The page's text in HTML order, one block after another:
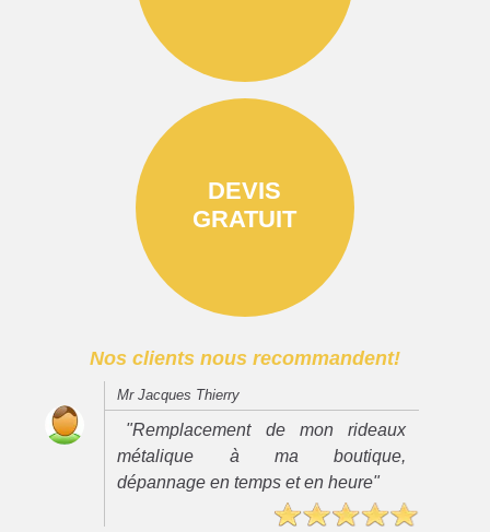
DEVIS
GRATUIT
Nos clients nous recommandent!
Mr Jacques Thierry
"Remplacement de mon rideaux
métalique à ma boutique,
dépannage en temps et en heure"